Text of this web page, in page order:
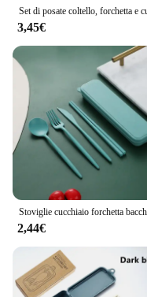
3,45€
2,44€